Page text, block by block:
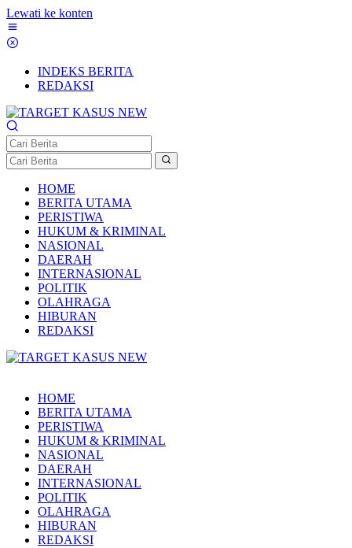
Lewati ke konten
INDEKS BERITA
REDAKSI
HOME
BERITA UTAMA
PERISTIWA
HUKUM & KRIMINAL
NASIONAL
DAERAH
INTERNASIONAL
POLITIK
OLAHRAGA
HIBURAN
REDAKSI
HOME
BERITA UTAMA
PERISTIWA
HUKUM & KRIMINAL
NASIONAL
DAERAH
INTERNASIONAL
POLITIK
OLAHRAGA
HIBURAN
REDAKSI